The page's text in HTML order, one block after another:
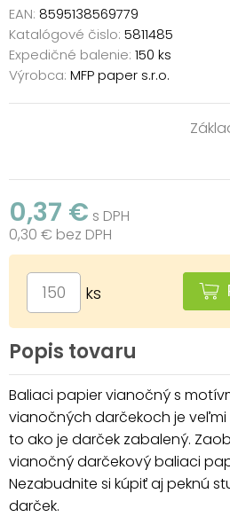
EAN: 8595138569779
Katalógové čislo: 5811485
Expedičné balenie: 150 ks
Výrobca: MFP paper s.r.o.
0,37 € s DPH
0,30 € bez DPH
ks
Popis tovaru
Baliaci papier vianočný s
vianočných darčekoch je
to ako je darček zabalený.
vianočný darčekový baliaci
Nezabudnite si kúpiť aj peknú
darček.